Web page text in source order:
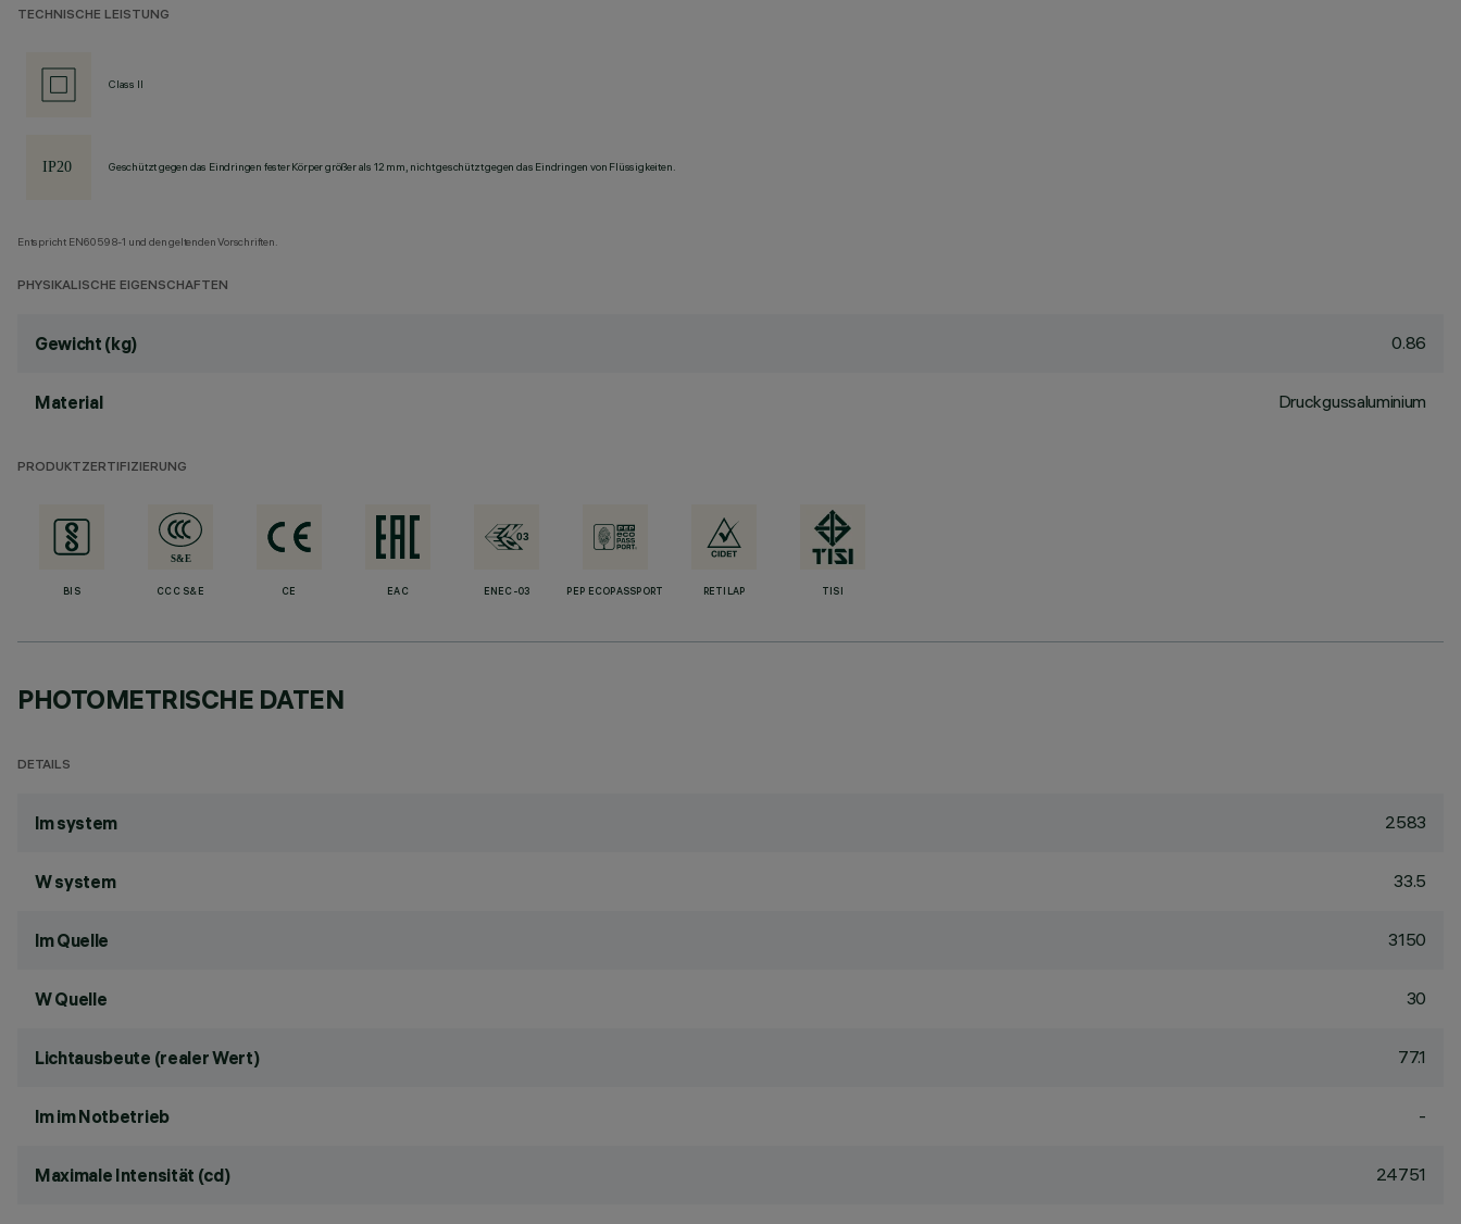
TECHNISCHE LEISTUNG
Class II
Geschützt gegen das Eindringen fester Körper größer als 12 mm, nicht geschützt gegen das Eindringen von Flüssigkeiten.
Entspricht EN60598-1 und den geltenden Vorschriften.
PHYSIKALISCHE EIGENSCHAFTEN
Gewicht (kg) 0.86
Material Druckgussaluminium
PRODUKTZERTIFIZIERUNG
BIS CCC S&E CE EAC ENEC-03 PEP ECOPASSPORT RETILAP TISI
PHOTOMETRISCHE DATEN
DETAILS
lm system 2583
W system 33.5
lm Quelle 3150
W Quelle 30
Lichtausbeute (realer Wert) 77.1
lm im Notbetrieb -
Maximale Intensität (cd) 24751